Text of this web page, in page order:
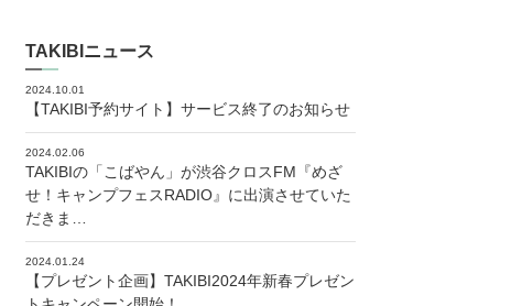
TAKIBIニュース
2024.10.01
【TAKIBI予約サイト】サービス終了のお知らせ
2024.02.06
TAKIBIの「こばやん」が渋谷クロスFM『めざ
せ！キャンプフェスRADIO』に出演させていた
だきま…
2024.01.24
【プレゼント企画】TAKIBI2024年新春プレゼン